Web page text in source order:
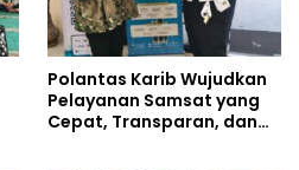
Polantas Karib Wujudkan
Pelayanan Samsat yang
Cepat, Transparan, dan